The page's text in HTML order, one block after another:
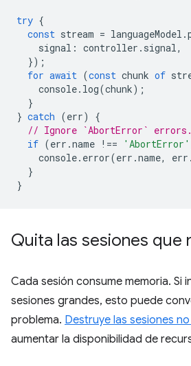
try {
const stream = languageModel .
signal : controller . signal,
});
for await (const chunk of
console. log(chunk);
}
} catch (err)
{
// Ignore `AbortError` errors.
if (err .name !== 'AbortError'
console. error(err .name, err .
}
}
Quita las sesiones que
Cada sesión consume memoria. Si
sesiones grandes, esto puede
problema. Destruye las sesiones
aumentar la disponibilidad de